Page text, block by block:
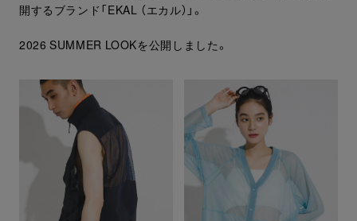
開するブランド「EKAL （エカル）」。
2026 SUMMER LOOKを公開しました。